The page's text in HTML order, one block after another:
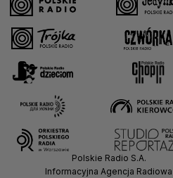
Polskie Radio S.A.
Informacyjna Agencja Radiowa